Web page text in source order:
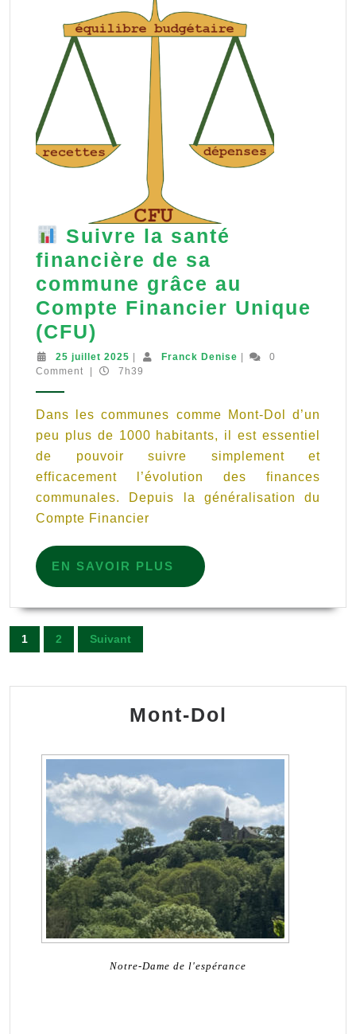
mandat.
Suivre la santé
financière de sa
commune grâce au
Compte Financier Unique
(CFU)
Suivre
la
financière
de
sa
commune
grâce
au
Compte
Financier
Unique
(CFU)
25 juillet 2025 25
juillet
| Franck Denise Franck
|
0
Comment
| 7h39
Dans les communes comme Mont-Dol d’un
peu plus de 1000 habitants, il est essentiel
de pouvoir suivre simplement et
efficacement l’évolution des finances
communales. Depuis la généralisation du
Compte Financier
EN SAVOIR PLUS
EN
SAVOIR
Pagination
des
publications
1 2 Suivant
Mont-Dol
Notre-Dame de l'espérance